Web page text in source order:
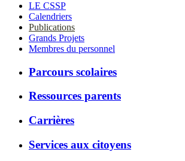
LE CSSP
Calendriers
Publications
Grands Projets
Membres du personnel
Parcours scolaires
Ressources parents
Carrières
Services aux citoyens